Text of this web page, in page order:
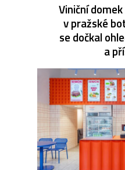
Viniční
v pražské
se dočkal
a